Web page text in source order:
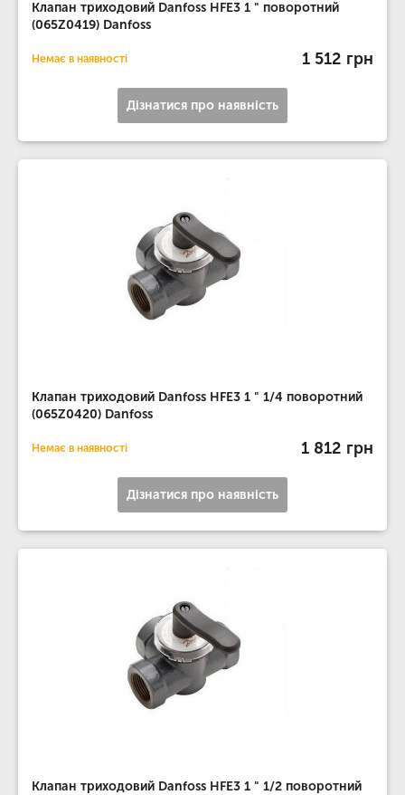
Клапан триходовий Danfoss HFE3 1 " поворотний
(065Z0419) Danfoss
Немає в наявності 1 512 грн
Дізнатися про наявність
Клапан триходовий Danfoss HFE3 1 " 1/4 поворотний
(065Z0420) Danfoss
Немає в наявності 1 812 грн
Дізнатися про наявність
Клапан триходовий Danfoss HFE3 1 " 1/2 поворотний